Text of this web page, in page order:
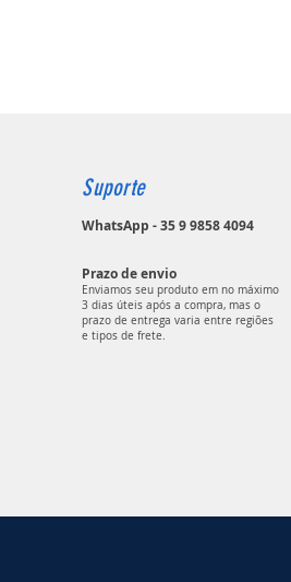
Suporte
WhatsApp - 35 9 9858 4094
Prazo de envio
Enviamos seu produto em no máximo
3 dias úteis após a compra, mas o
prazo de entrega varia entre regiões
e tipos de frete.